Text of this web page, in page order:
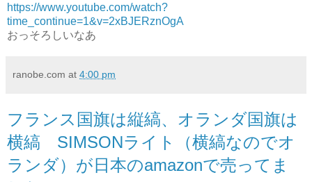
https://www.youtube.com/watch?
time_continue=1&v=2xBJERznOgA
おっそろしいなあ
ranobe.com at 4:00 pm
フランス国旗は縦縞、オランダ国旗は
横縞 SIMSONライト（横縞なのでオ
ランダ）が日本のamazonで売ってま